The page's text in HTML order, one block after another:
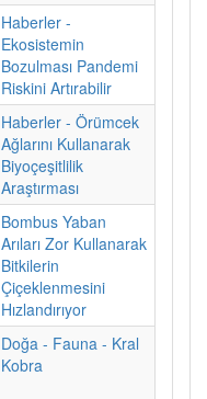
Haberler -
Ekosistemin
Bozulması Pandemi
Riskini Artırabilir
Haberler - Örümcek
Ağlarını Kullanarak
Biyoçeşitlilik
Araştırması
Bombus Yaban
Arıları Zor Kullanarak
Bitkilerin
Çiçeklenmesini
Hızlandırıyor
Doğa - Fauna - Kral
Kobra